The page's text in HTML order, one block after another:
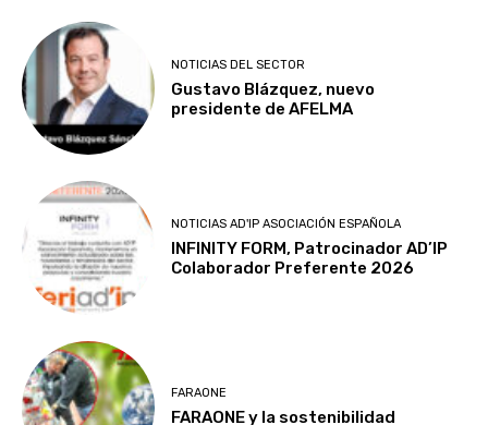
NOTICIAS DEL SECTOR
Gustavo Blázquez, nuevo
presidente de AFELMA
NOTICIAS AD'IP ASOCIACIÓN ESPAÑOLA
INFINITY FORM, Patrocinador AD’IP
Colaborador Preferente 2026
FARAONE
FARAONE y la sostenibilidad